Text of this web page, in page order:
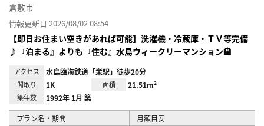
倉敷市
情報更新日 2026/08/02 08:54
【即日お住まい空きがあれば可能】洗濯機・冷蔵庫・ＴＶ等完備
♪『泊まる』よりも『住む』水島ウィークリーマンション🏨
アクセス 水島臨海鉄道「栄駅」徒歩20分
間取り 1K 面積 21.51m²
築年数 1992年 1月 築
プラン名・期間 月額目安